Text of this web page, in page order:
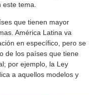
tema.
que tienen mayor
América Latina va
en específico, pero se
de los países que tiene
por ejemplo, la Ley
a aquellos modelos y